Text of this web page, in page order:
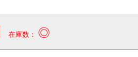
在庫数： ◎